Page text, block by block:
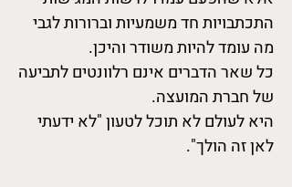
התכתבויות חד משמעיות וברורות לגבי
מה עומד להיות משודר והיכן.
כל שאר הדברים אינם רלוונטים לתביעה
של חברת המועצה.
היא לעולם לא תוכל לטעון "לא ידעתי
לאן זה הולך".